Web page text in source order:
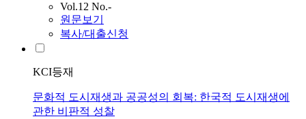
Vol.12 No.-
원문보기
복사/대출신청
KCI등재
문화적 도시재생과 공공성의 회복: 한국적 도시재생에
관한 비판적 성찰